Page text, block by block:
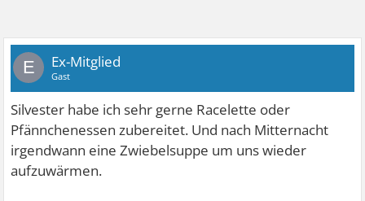
E Ex-Mitglied
Gast
Silvester habe ich sehr gerne Racelette oder
Pfännchenessen zubereitet. Und nach Mitternacht
irgendwann eine Zwiebelsuppe um uns wieder
aufzuwärmen.